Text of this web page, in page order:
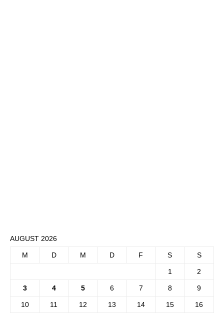
AUGUST 2026
M D M D F S S
1 2
3 4 5 6 7 8 9
10 11 12 13 14 15 16